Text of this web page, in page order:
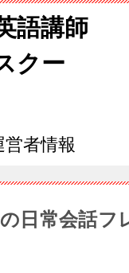
語講師
クー
者情報
日常会話フ